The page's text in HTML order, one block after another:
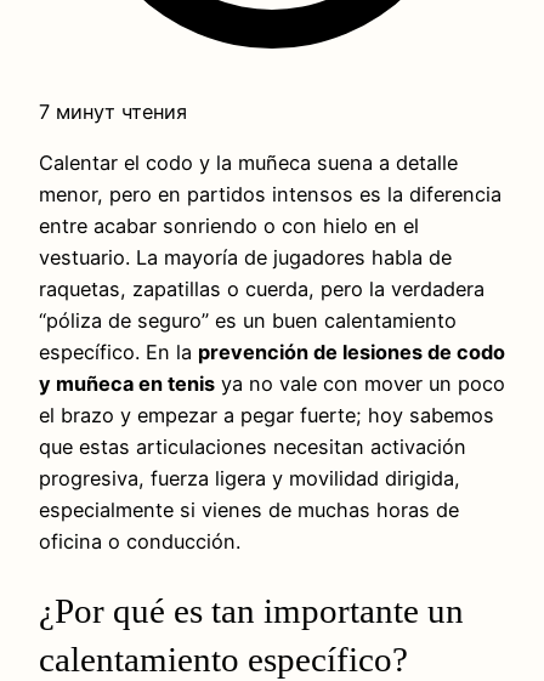
7 минут чтения
Calentar el codo y la muñeca suena a detalle
menor, pero en partidos intensos es la diferencia
entre acabar sonriendo o con hielo en el
vestuario. La mayoría de jugadores habla de
raquetas, zapatillas o cuerda, pero la verdadera
“póliza de seguro” es un buen calentamiento
específico. En la prevención de lesiones de codo
y muñeca en tenis ya no vale con mover un poco
el brazo y empezar a pegar fuerte; hoy sabemos
que estas articulaciones necesitan activación
progresiva, fuerza ligera y movilidad dirigida,
especialmente si vienes de muchas horas de
oficina o conducción.
¿Por qué es tan importante un
calentamiento específico?